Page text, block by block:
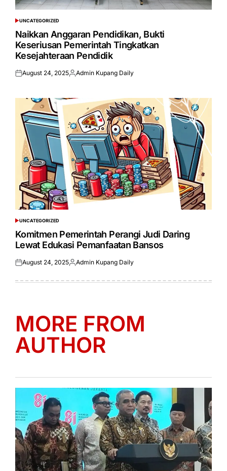
POSTED
IN
UNCATEGORIZED
Naikkan Anggaran Pendidikan, Bukti
Keseriusan Pemerintah Tingkatkan
Kesejahteraan Pendidik
Posted
August 24, 2025Posted
Admin Kupang Daily
POSTED
IN
UNCATEGORIZED
Komitmen Pemerintah Perangi Judi Daring
Lewat Edukasi Pemanfaatan Bansos
Posted
August 24, 2025Posted
Admin Kupang Daily
MORE FROM
AUTHOR